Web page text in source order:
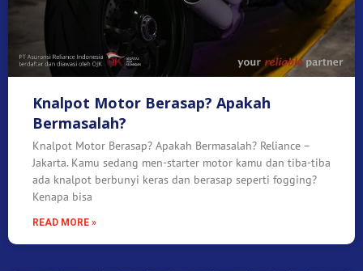
Knalpot Motor Berasap? Apakah
Bermasalah?
Knalpot Motor Berasap? Apakah Bermasalah? Reliance –
Jakarta. Kamu sedang men-starter motor kamu dan tiba-tiba
ada knalpot berbunyi keras dan berasap seperti fogging?
Kenapa bisa
READ MORE »